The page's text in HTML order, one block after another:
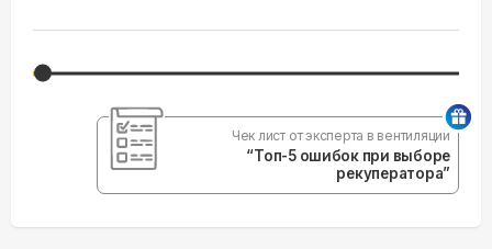
Чек лист от эксперта в вентиляции
“Топ-5 ошибок при выборе
рекуператора”